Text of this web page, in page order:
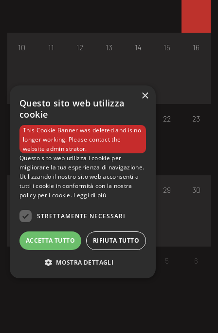
10 11 12 13 14 15 16
17 18 22 23
24 25 26 27 29 30
1 2 3 5 6
×
Questo sito web utilizza
cookie
This Cookie Banner was deleted and is no
longer working. Please contact the
website administrator.
Questo sito web utilizza i cookie per
migliorare la tua esperienza di navigazione.
Utilizzando il nostro sito web acconsenti a
tutti i cookie in conformità con la nostra
policy per i cookie. Leggi di più
STRETTAMENTE NECESSARI
ACCETTA TUTTO RIFIUTA TUTTO
MOSTRA DETTAGLI